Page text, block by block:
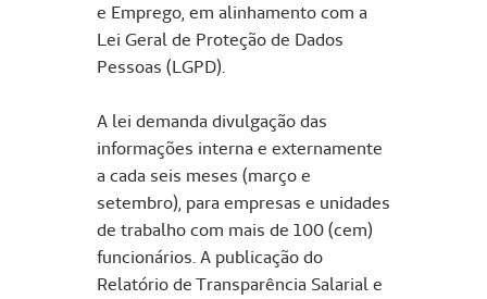
e Emprego, em alinhamento com a
Lei Geral de Proteção de Dados
Pessoas (LGPD).
A lei demanda divulgação das
informações interna e externamente
a cada seis meses (março e
setembro), para empresas e unidades
de trabalho com mais de 100 (cem)
funcionários. A publicação do
Relatório de Transparência Salarial e